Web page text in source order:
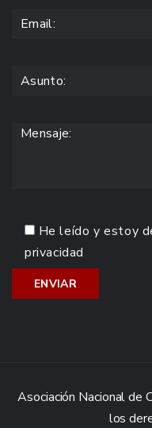
He leído y estoy
privacidad
Asociación Nacional
los